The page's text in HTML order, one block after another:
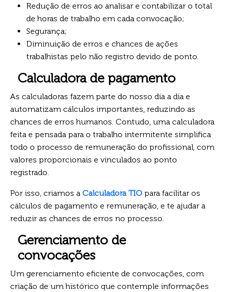
Redução de erros ao analisar e contabilizar o total
de horas de trabalho em cada convocação;
Segurança;
Diminuição de erros e chances de ações
trabalhistas pelo não registro devido de ponto.
Calculadora de pagamento
As calculadoras fazem parte do nosso dia a dia e
automatizam cálculos importantes, reduzindo as
chances de erros humanos. Contudo, uma calculadora
feita e pensada para o trabalho intermitente simplifica
todo o processo de remuneração do profissional, com
valores proporcionais e vinculados ao ponto
registrado.
Por isso, criamos a Calculadora TIO para facilitar os
cálculos de pagamento e remuneração, e te ajudar a
reduzir as chances de erros no processo.
Gerenciamento de
convocações
Um gerenciamento eficiente de convocações, com
criação de um histórico que contemple informações